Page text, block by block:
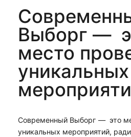
Выборг —
место
уникальных
Современный Выборг — это
уникальных мероприятий,